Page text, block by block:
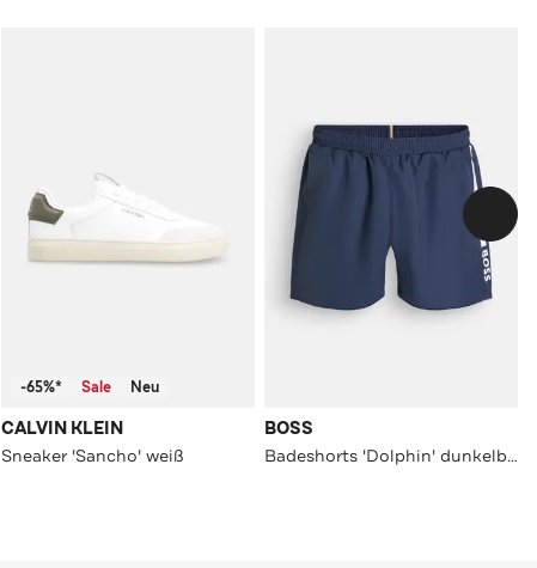
-65%* Sale Neu
CALVIN KLEIN
Sneaker 'Sancho' weiß
BOSS
Badeshorts 'Dolphin' dunkelblau